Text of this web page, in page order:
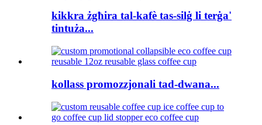
kikkra żgħira tal-kafè tas-silġ li terġa'
tintuża...
kollass promozzjonali tad-dwana...